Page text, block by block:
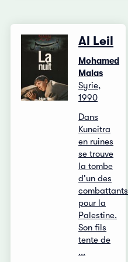
Al Leil
Mohamed
Malas
Syrie,
1990
Dans
Kuneitra
en ruines
se trouve
la tombe
d'un des
combattants
pour la
Palestine.
Son fils
tente de
...